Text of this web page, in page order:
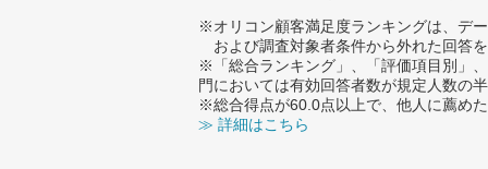
※オリコン顧客満足度ランキングは、デ
および調査対象者条件から外れた回答
※「総合ランキング」、「評価項目別」
門においては有効回答者数が規定人数の
※総合得点が60.0点以上で、他人に薦め
≫ 詳細はこちら